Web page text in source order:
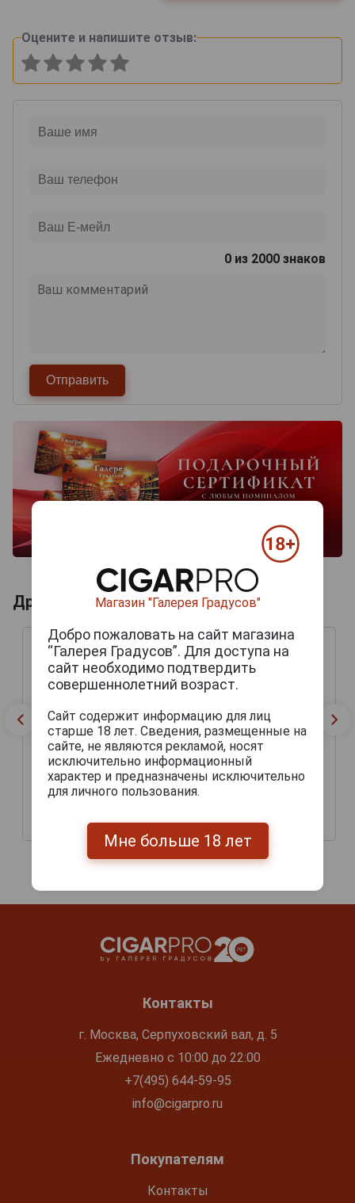
Оцените и напишите отзыв:
0 из 2000 знаков
Другие продукты бренда ZINO
Zino Platinum Barrel
3 350 руб.
Сигары Zino Platinum
9 290 руб.
Контакты
г. Москва, Серпуховский вал, д. 5
Ежедневно с 10:00 до 22:00
+7(495) 644-59-95
info@cigarpro.ru
Покупателям
Контакты
Магазин "Галерея Градусов"
Добро пожаловать на сайт магазина
“Галерея Градусов”. Для доступа на
сайт необходимо подтвердить
совершеннолетний возраст.
Сайт содержит информацию для лиц
старше 18 лет. Сведения, размещенные на
сайте, не являются рекламой, носят
исключительно информационный
характер и предназначены исключительно
для личного пользования.
Мне больше 18 лет